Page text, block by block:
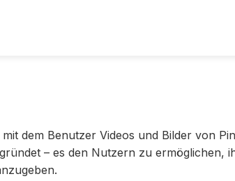
dem Benutzer Videos und Bilder von
– es den Nutzern zu